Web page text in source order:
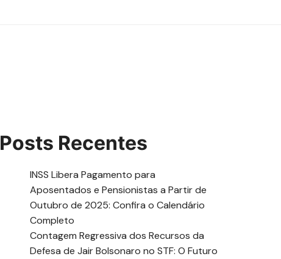
Posts Recentes
INSS Libera Pagamento para
Aposentados e Pensionistas a Partir de
Outubro de 2025: Confira o Calendário
Completo
Contagem Regressiva dos Recursos da
Defesa de Jair Bolsonaro no STF: O Futuro